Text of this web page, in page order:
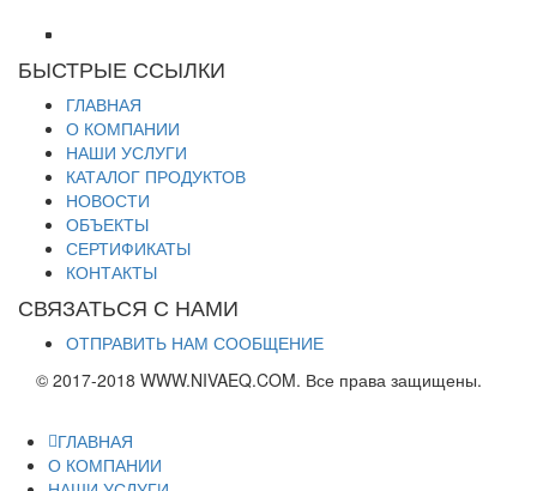
БЫСТРЫЕ ССЫЛКИ
ГЛАВНАЯ
О КОМПАНИИ
НАШИ УСЛУГИ
КАТАЛОГ ПРОДУКТОВ
НОВОСТИ
ОБЪЕКТЫ
СЕРТИФИКАТЫ
КОНТАКТЫ
СВЯЗАТЬСЯ С НАМИ
ОТПРАВИТЬ НАМ СООБЩЕНИЕ
© 2017-2018 WWW.NIVAEQ.COM. Все права защищены.
ГЛАВНАЯ
О КОМПАНИИ